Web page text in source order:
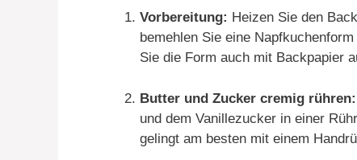
Vorbereitung: Heizen Sie den
bemehlen Sie eine
Sie die Form auch mit Backpapier
Butter und Zucker cremig rühren:
und dem Vanillezucker in einer
gelingt am besten mit einem